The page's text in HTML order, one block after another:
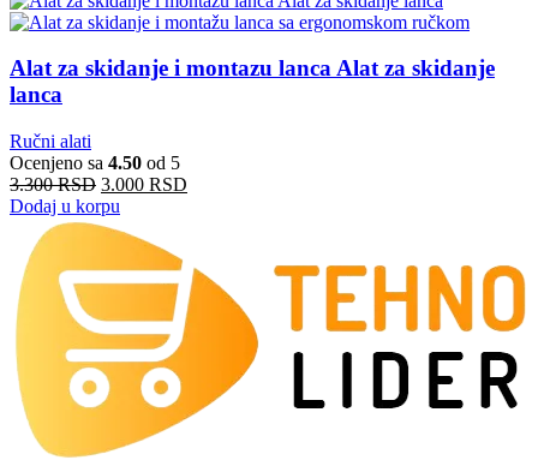
Alat za skidanje i montazu lanca Alat za skidanje
lanca
Ručni alati
Ocenjeno sa 4.50 od 5
3.300RSD 3.000 RSD
Dodaj u korpu